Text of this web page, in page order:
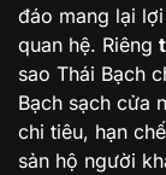
đáo mang lại
quan hệ. Riêng
sao Thái Bạch
Bạch sạch cửa
chi tiêu, hạn
sản hộ người